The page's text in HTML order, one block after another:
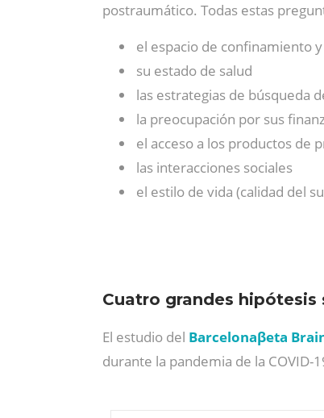
postraumático. Todas estas
el espacio de confinamiento
su estado de salud
las estrategias de búsqueda
la preocupación por sus
el acceso a los productos de
las interacciones sociales
el estilo de vida (calidad del
Cuatro grandes
El estudio del Barcelonaβeta
durante la pandemia de la COVID-